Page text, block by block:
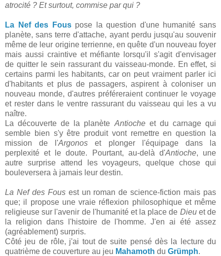
atrocité ? Et surtout, commise par qui ?
La Nef des Fouspose la question d'une humanité sans
planète, sans terre d'attache, ayant perdu jusqu'au souvenir
même de leur origine terrienne, en quête d'un nouveau foyer
mais aussi craintive et méfiante lorsqu'il s'agit d'envisager
de quitter le sein rassurant du vaisseau-monde. En effet, si
certains parmi les habitants, car on peut vraiment parler ici
d'habitants et plus de passagers, aspirent à coloniser un
nouveau monde, d'autres préféreraient continuer le voyage
et rester dans le ventre rassurant du vaisseau qui les a vu
naître.
La découverte de la planète Antiocheet du carnage qui
semble bien s'y être produit vont remettre en question la
mission de l'Argonos et plonger l'équipage dans la
perplexité et le doute. Pourtant, au-delà d'Antioche, une
autre surprise attend les voyageurs, quelque chose qui
bouleversera à jamais leur destin.
La Nef des Fousest un roman de science-fiction mais pas
que; il propose une vraie réflexion philosophique et même
religieuse sur l'avenir de l'humanité et la place de Dieu et de
la religion dans l'histoire de l'homme. J'en ai été assez
(agréablement) surpris.
Côté jeu de rôle, j'ai tout de suite pensé dès la lecture du
quatrième de couverture au jeu Mahamoth du Grümph.